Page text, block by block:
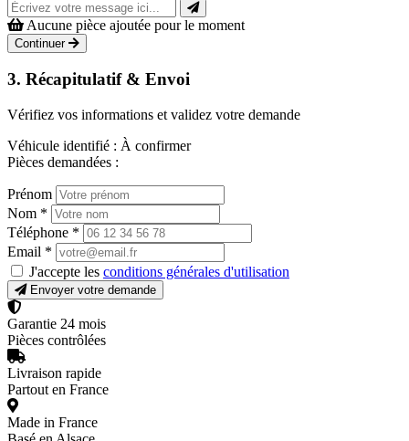
Aucune pièce ajoutée pour le moment
Continuer
3. Récapitulatif & Envoi
Vérifiez vos informations et validez votre demande
Véhicule identifié : À confirmer
Pièces demandées :
Prénom
Nom *
Téléphone *
Email *
J'accepte les conditions générales d'utilisation
Envoyer votre demande
Garantie 24 mois
Pièces contrôlées
Livraison rapide
Partout en France
Made in France